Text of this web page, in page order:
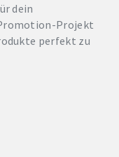
dein
Projekt
perfekt zu